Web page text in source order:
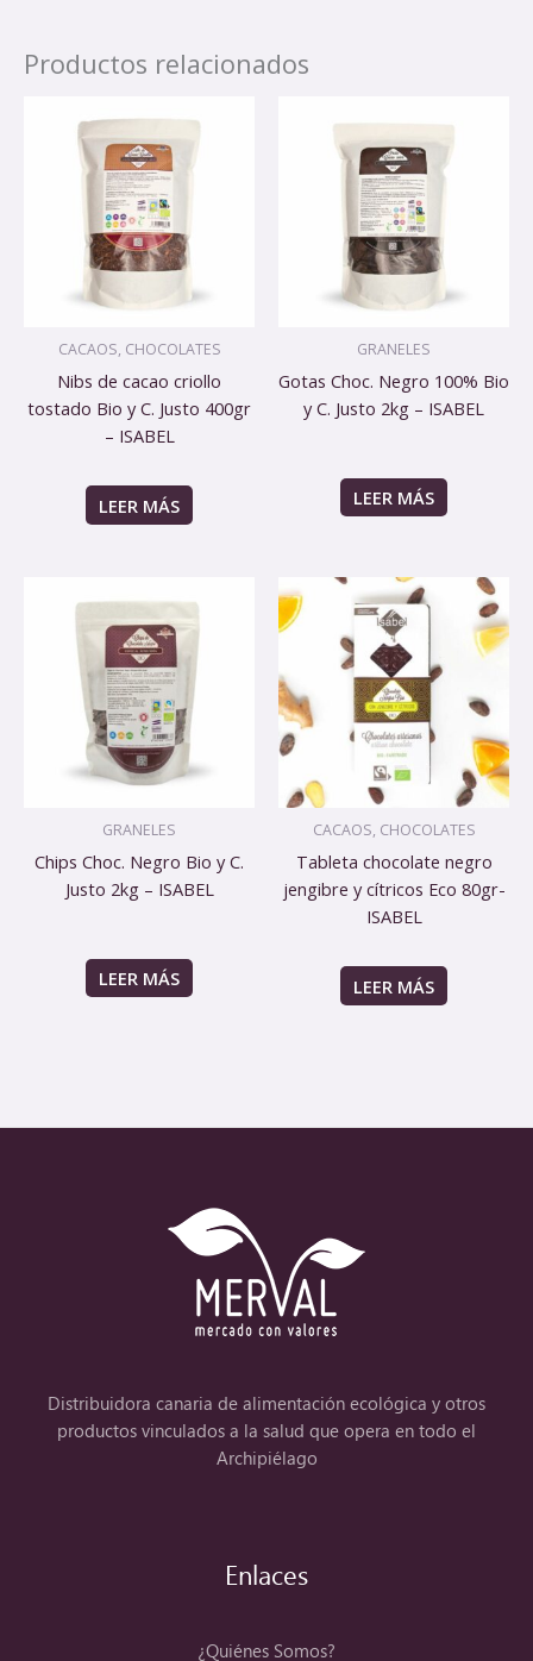
Productos relacionados
CACAOS, CHOCOLATES
Nibs de cacao criollo
tostado Bio y C. Justo 400gr
– ISABEL
LEER MÁS
GRANELES
Gotas Choc. Negro 100% Bio
y C. Justo 2kg – ISABEL
LEER MÁS
GRANELES
Chips Choc. Negro Bio y C.
Justo 2kg – ISABEL
LEER MÁS
CACAOS, CHOCOLATES
Tableta chocolate negro
jengibre y cítricos Eco 80gr-
ISABEL
LEER MÁS
Distribuidora canaria de alimentación ecológica y otros
productos vinculados a la salud que opera en todo el
Archipiélago
Enlaces
¿Quiénes Somos?